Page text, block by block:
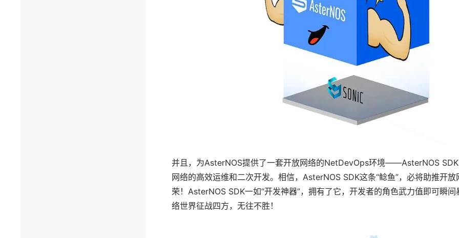
并且，为AsterNOS提供了一套开放网络的NetDevOps环境——AsterNOS
网络的高效运维和二次开发。相信，AsterNOS SDK这条“鲶鱼”，必将助推开
荣！AsterNOS SDK一如“开发神器”，拥有了它，开发者的角色武力值即可瞬间
络世界征战四方，无往不胜！